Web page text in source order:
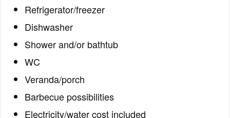
Refrigerator/freezer
Dishwasher
Shower and/or bathtub
WC
Veranda/porch
Barbecue possibilities
Electricity/water cost included